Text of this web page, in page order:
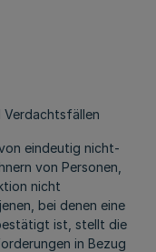
Verdachtsfällen
eindeutig nicht-
von Personen,
nicht
bei denen eine
ist, stellt die
in Bezug